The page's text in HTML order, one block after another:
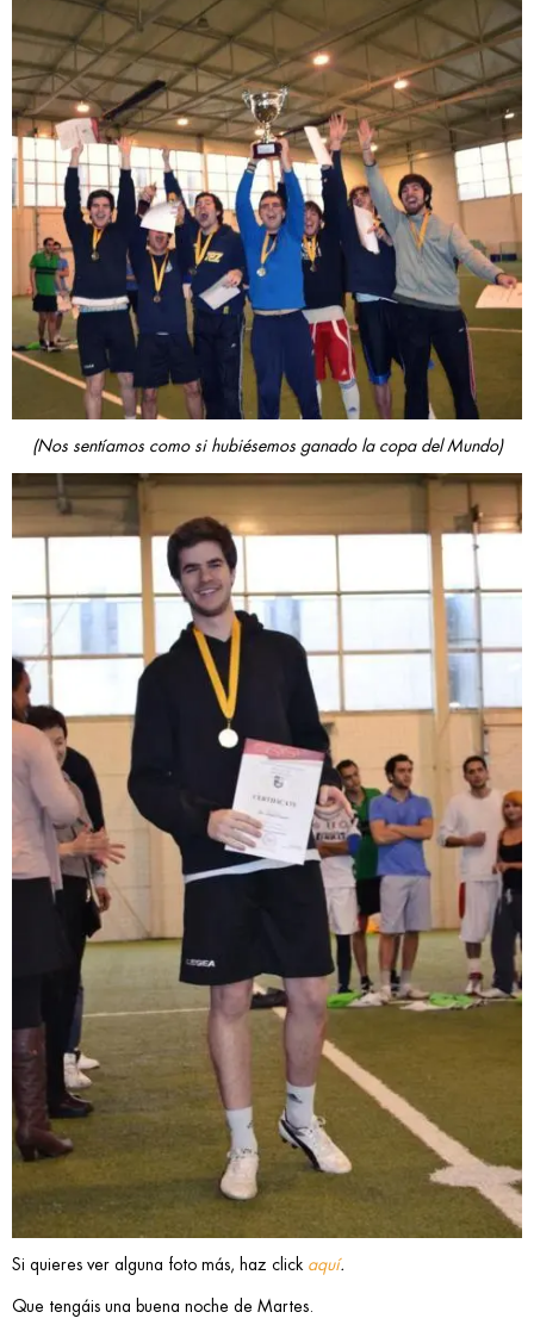
(Nos sentíamos como si hubiésemos ganado la copa del Mundo)
Si quieres ver alguna foto más, haz click aquí.
Que tengáis una buena noche de Martes.